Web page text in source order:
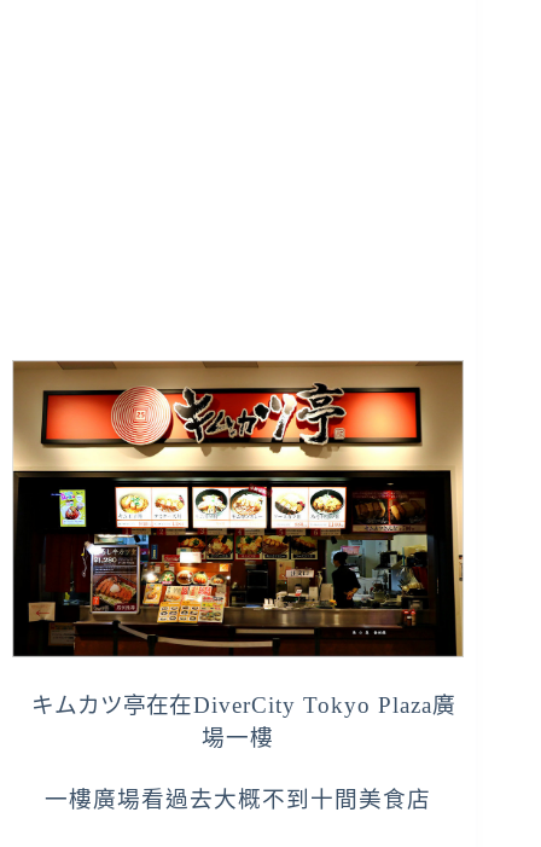
キムカツ亭在在DiverCity Tokyo Plaza廣
場一樓
一樓廣場看過去大概不到十間美食店